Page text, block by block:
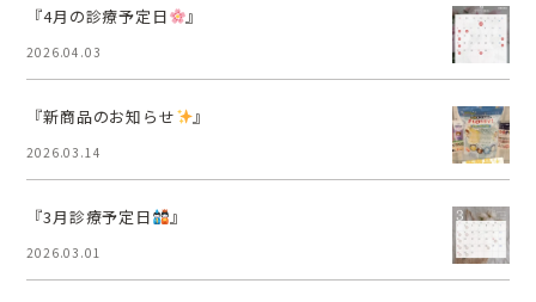
『4月の診療予定日 』
2026.04.03
『新商品のお知らせ 』
2026.03.14
『3月診療予定日 』
2026.03.01